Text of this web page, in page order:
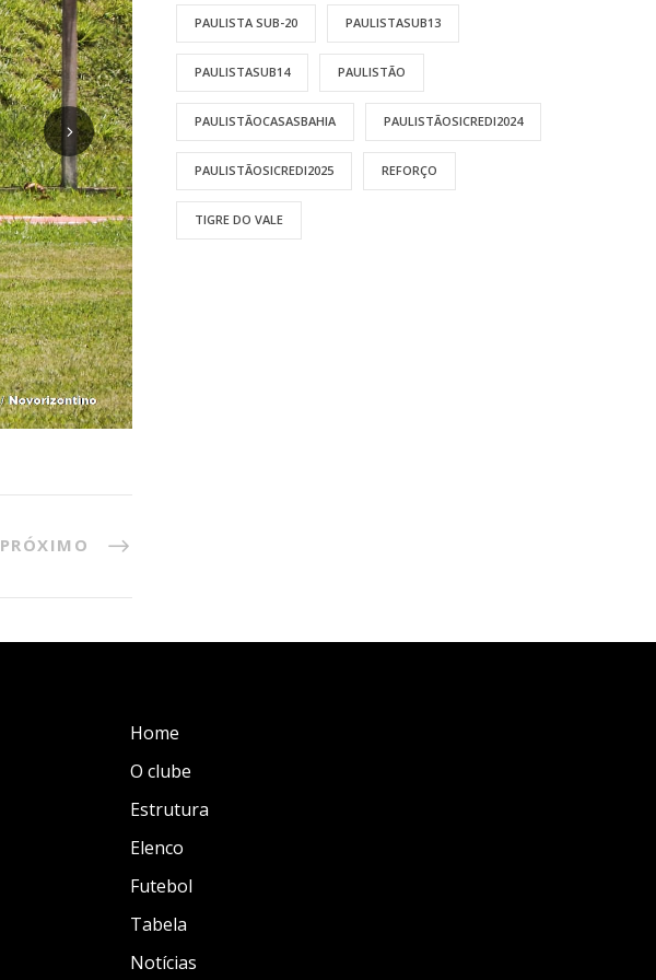
PRÓXIMO
PAULISTA SUB-20 PAULISTASUB13
PAULISTASUB14 PAULISTÃO
PAULISTÃOCASASBAHIA PAULISTÃOSICREDI2024
PAULISTÃOSICREDI2025 REFORÇO
TIGRE DO VALE
Home
O clube
Estrutura
Elenco
Futebol
Tabela
Notícias